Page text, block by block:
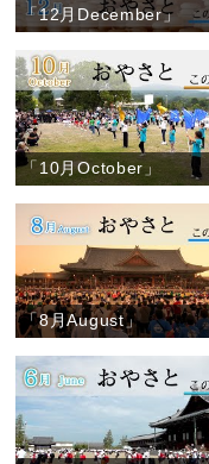
「12月December」
「10月October」
「8月August」